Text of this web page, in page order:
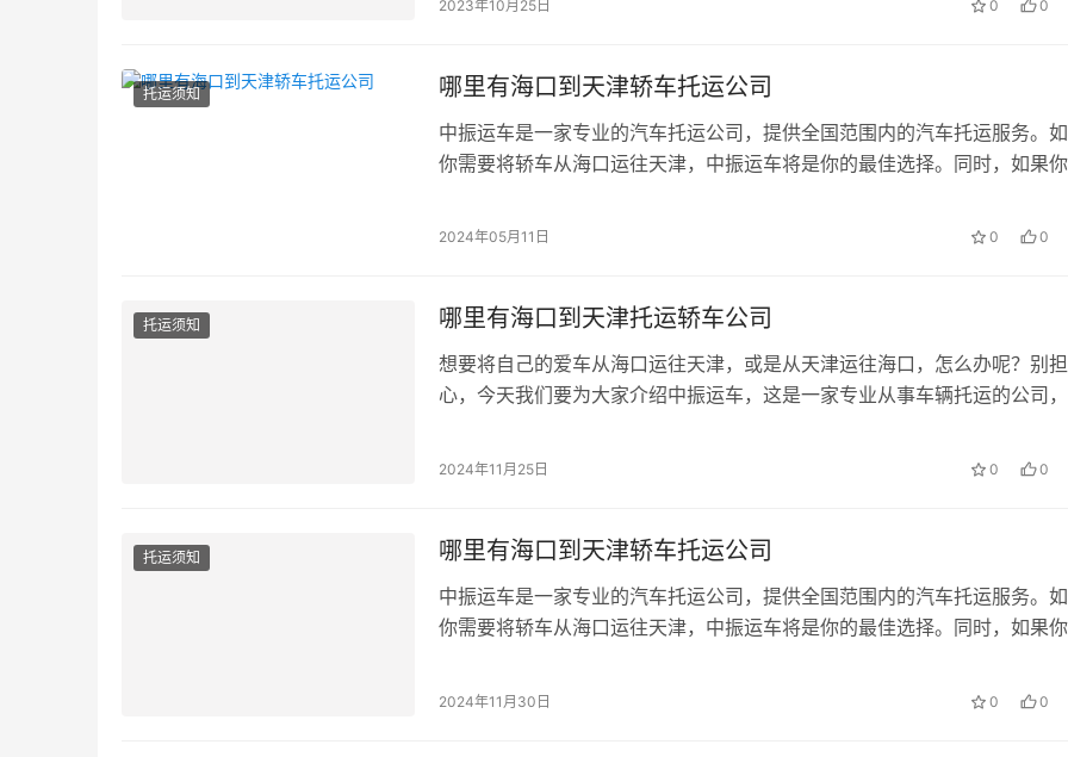
2023年10月25日 0 0
托运须知 哪里有海口到天津轿车托运公司
中振运车是一家专业的汽车托运公司，提供全国范围内的汽车托运服务。
你需要将轿车从海口运往天津，中振运车将是你的最佳选择。同时，如果你
2024年05月11日 0 0
托运须知 哪里有海口到天津托运轿车公司
想要将自己的爱车从海口运往天津，或是从天津运往海口，怎么办呢？别担
心，今天我们要为大家介绍中振运车，这是一家专业从事车辆托运的公司，
2024年11月25日 0 0
托运须知 哪里有海口到天津轿车托运公司
中振运车是一家专业的汽车托运公司，提供全国范围内的汽车托运服务。
你需要将轿车从海口运往天津，中振运车将是你的最佳选择。同时，如果你
2024年11月30日 0 0